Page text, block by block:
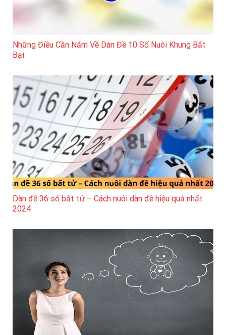
Những Điều Cần Nắm Về Dàn Đề 10 Số Nuôi Khung Bất
Bại
Dàn đề 36 số bất tử – Cách nuôi dàn đề hiệu quả nhất
2024